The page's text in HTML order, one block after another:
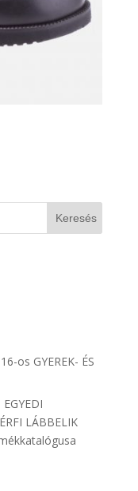
os GYEREK- ÉS
LÁBBELIK